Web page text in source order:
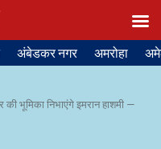
अंबेडकर नगर अमरोहा
की भूमिका निभाएंगे इमरान हाशमी —